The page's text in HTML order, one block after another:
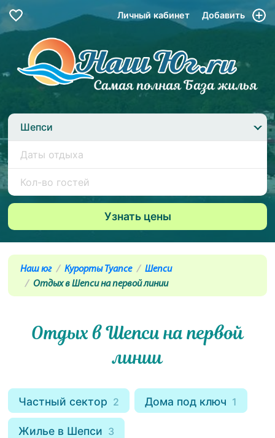
Личный кабинет Добавить
Шепси
Наш юг Курорты Туапсе
Шепси
Отдых в Шепси на первой линии
Отдых в Шепси на первой
линии
Частный сектор 2 Дома под ключ 1
Жилье в Шепси 3